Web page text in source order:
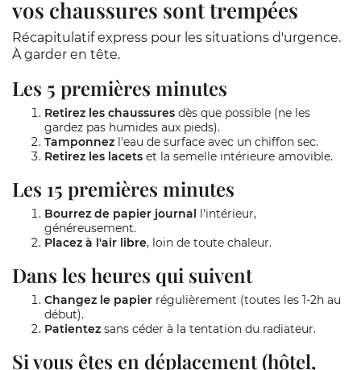
vos chaussures sont trempées
Récapitulatif express pour les situations d'urgence.
À garder en tête.
Les 5 premières minutes
Retirez les chaussures dès que possible (ne les
gardez pas humides aux pieds).
Tamponnez l'eau de surface avec un chiffon sec.
Retirez les lacets et la semelle intérieure amovible.
Les 15 premières minutes
Bourrez de papier journal l'intérieur,
généreusement.
Placez à l'air libre, loin de toute chaleur.
Dans les heures qui suivent
Changez le papier régulièrement (toutes les 1-2h au
début).
Patientez sans céder à la tentation du radiateur.
Si vous êtes en déplacement (hôtel,